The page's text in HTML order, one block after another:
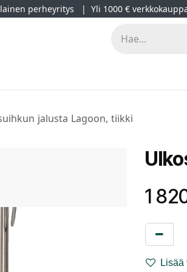
perheyritys | Yli 1000 €
jalusta Lagoon, tiikki
1
Lisää